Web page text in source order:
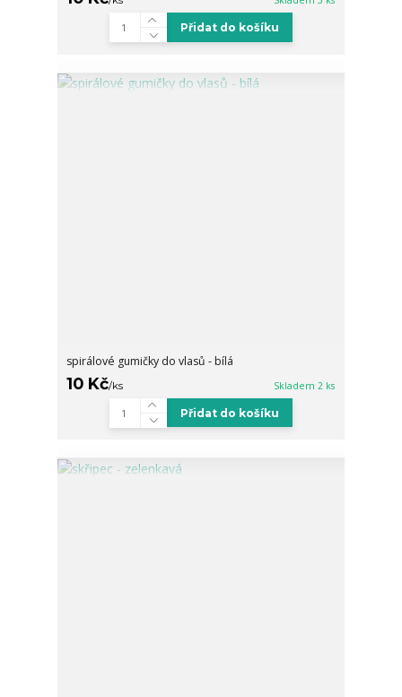
Přidat do košíku
spirálové gumičky do vlasů - bílá
10 Kč/ks Skladem 2 ks
Přidat do košíku